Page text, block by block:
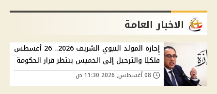
الاخبار العامة
إجازة المولد النبوي الشريف 2026.. 26 أغسطس
فلكيًا والترحيل إلى الخميس ينتظر قرار الحكومة